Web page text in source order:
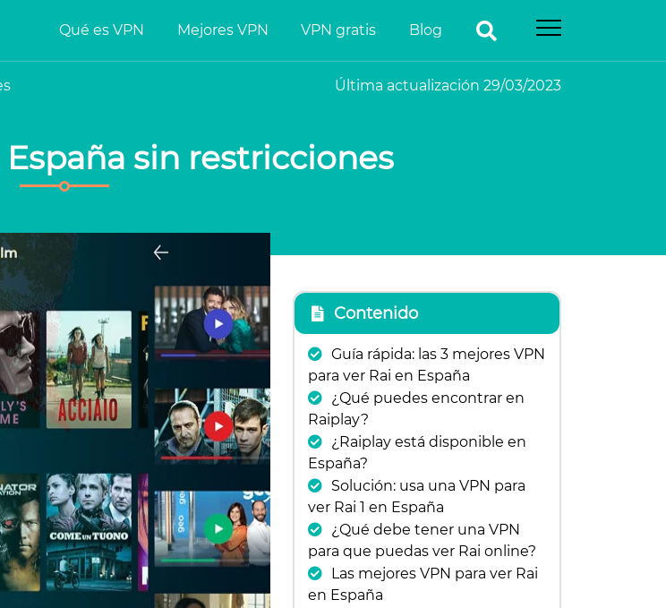
Qué es VPN Mejores VPN VPN gratis Blog
Última actualización 29/03/2023
sin restricciones
Contenido
Guía rápida: las 3 mejores VPN
para ver Rai en España
¿Qué puedes encontrar en
Raiplay?
¿Raiplay está disponible en
España?
Solución: usa una VPN para
ver Rai 1 en España
¿Qué debe tener una VPN
para que puedas ver Rai online?
Las mejores VPN para ver Rai
en España